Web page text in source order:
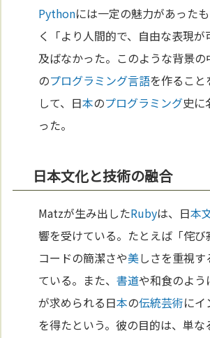
Pythonには一定の魅力があった
く「より人間的で、自由な表現が
及ばなかった。このような背景
のプログラミング言語を作ること
して、日本のプログラミング史に
った。
日本文化と技術の融合
Matzが生み出したRubyは、日本
響を受けている。たとえば「侘び
コードの簡潔さや美しさを重視
ている。また、書道や和食のよう
が求められる日本の伝統芸術にイ
を得たという。彼の目的は、単な